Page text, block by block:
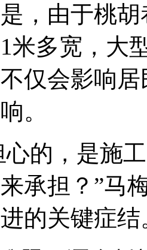
，由于桃
米多宽，大
仅会影响
。
心的，是施
承担？”马
的关键症结